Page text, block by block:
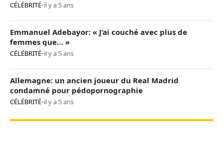
CÉLÉBRITÉ•il y a 5 ans
Emmanuel Adebayor: « J’ai couché avec plus de
femmes que… »
CÉLÉBRITÉ•il y a 5 ans
Allemagne: un ancien joueur du Real Madrid
condamné pour pédopornographie
CÉLÉBRITÉ•il y a 5 ans